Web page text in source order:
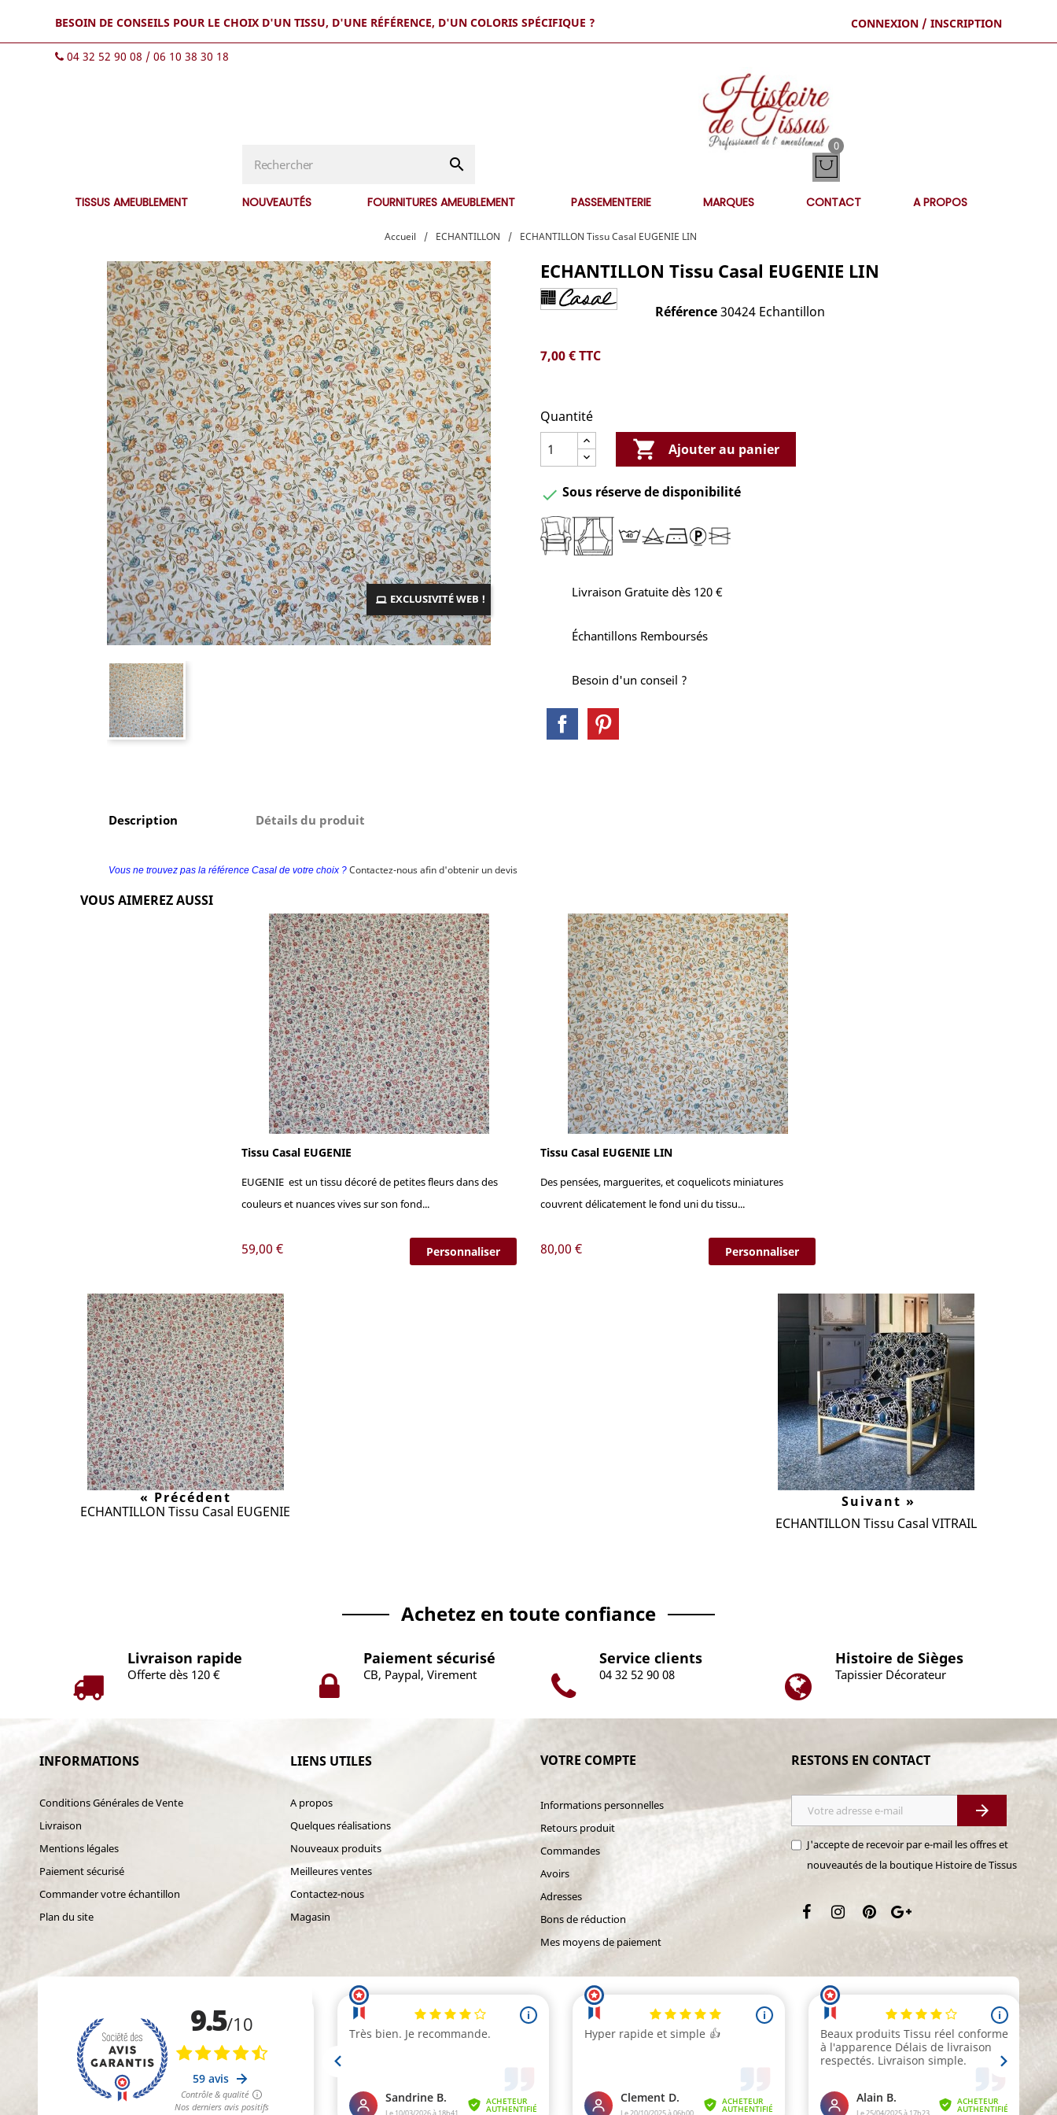
BESOIN DE CONSEILS POUR LE CHOIX D'UN TISSU, D'UNE RÉFÉRENCE, D'UN COLORIS SPÉCIFIQUE ?
04 32 52 90 08 / 06 10 38 30 18
CONNEXION / INSCRIPTION

0
TISSUS AMEUBLEMENT NOUVEAUTÉS FOURNITURES AMEUBLEMENT PASSEMENTERIE MARQUES CONTACT A PROPOS
Accueil / ECHANTILLON / ECHANTILLON Tissu Casal EUGENIE LIN
EXCLUSIVITÉ WEB !
ECHANTILLON Tissu Casal EUGENIE LIN
Référence30424 Echantillon
7,00 €TTC
Quantité
 Ajouter au panier
 Sous réserve de disponibilité
Livraison Gratuite dès 120 €
Échantillons Remboursés
Besoin d'un conseil ?
Description Détails du produit
Vous ne trouvez pas la référence Casal de votre choix ? Contactez-nous afin d'obtenir un devis
VOUS AIMEREZ AUSSI
Tissu Casal EUGENIE
EUGENIE est un tissu décoré de petites fleurs dans des
couleurs et nuances vives sur son fond...
Prix
59,00 € Personnaliser
Tissu Casal EUGENIE LIN
Des pensées, marguerites, et coquelicots miniatures
couvrent délicatement le fond uni du tissu...
Prix
80,00 € Personnaliser
« Précédent
ECHANTILLON Tissu Casal EUGENIE
Suivant »
ECHANTILLON Tissu Casal VITRAIL
Achetez en toute confiance
Livraison rapide
Offerte dès 120 €
Paiement sécurisé
CB, Paypal, Virement
Service clients
04 32 52 90 08
Histoire de Sièges
Tapissier Décorateur
INFORMATIONS
Conditions Générales de Vente
Livraison
Mentions légales
Paiement sécurisé
Commander votre échantillon
Plan du site
LIENS UTILES
A propos
Quelques réalisations
Nouveaux produits
Meilleures ventes
Contactez-nous
Magasin
VOTRE COMPTE
Informations personnelles
Retours produit
Commandes
Avoirs
Adresses
Bons de réduction
Mes moyens de paiement
RESTONS EN CONTACT

J'accepte de recevoir par e-mail les offres et
nouveautés de la boutique Histoire de Tissus